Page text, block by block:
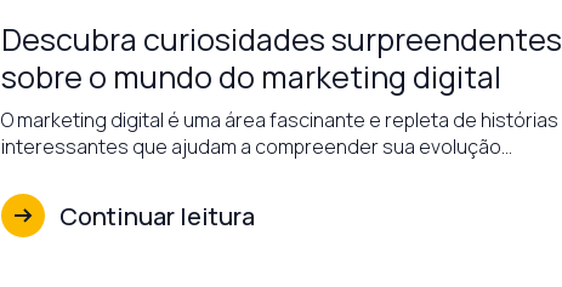
Descubra curiosidades surpreendentes
sobre o mundo do marketing digital
O marketing digital é uma área fascinante e repleta de histórias
interessantes que ajudam a compreender sua evolução…
Continuar leitura